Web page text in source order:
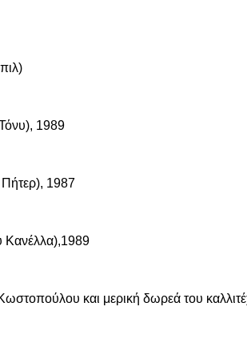
1989
Πήτερ), 1987
Κανέλλα),1989
και μερική δωρεά του